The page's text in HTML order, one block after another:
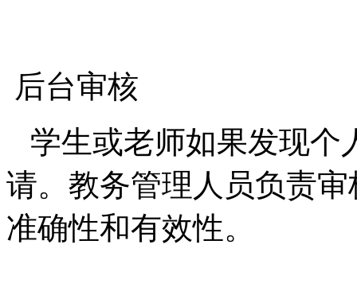
后台审核
学生或老师如果发现个
请。教务管理人员负责
准确性和有效性。